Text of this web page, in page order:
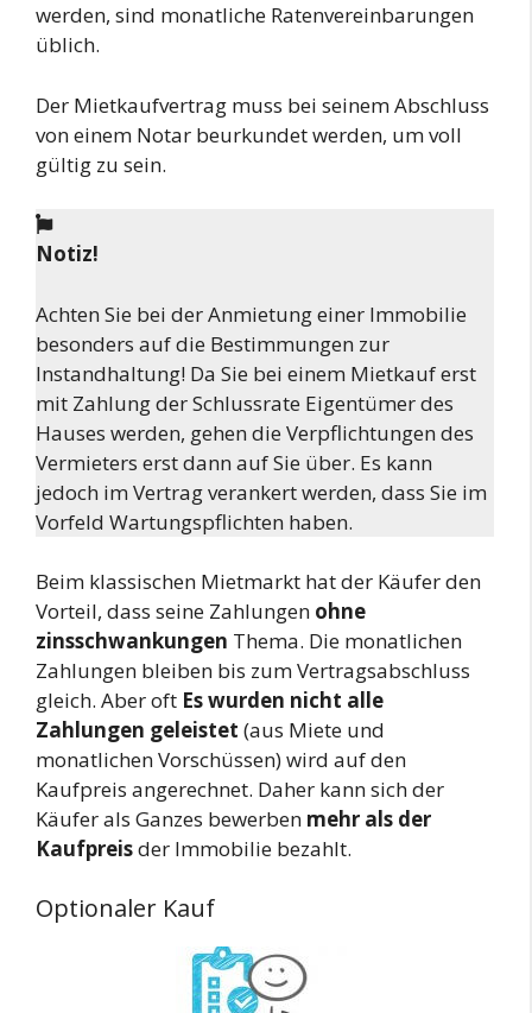
werden, sind monatliche Ratenvereinbarungen
üblich.
Der Mietkaufvertrag muss bei seinem Abschluss
von einem Notar beurkundet werden, um voll
gültig zu sein.
Notiz!
Achten Sie bei der Anmietung einer Immobilie
besonders auf die Bestimmungen zur
Instandhaltung! Da Sie bei einem Mietkauf erst
mit Zahlung der Schlussrate Eigentümer des
Hauses werden, gehen die Verpflichtungen des
Vermieters erst dann auf Sie über. Es kann
jedoch im Vertrag verankert werden, dass Sie im
Vorfeld Wartungspflichten haben.
Beim klassischen Mietmarkt hat der Käufer den
Vorteil, dass seine Zahlungen ohne
zinsschwankungen Thema. Die monatlichen
Zahlungen bleiben bis zum Vertragsabschluss
gleich. Aber oft Es wurden nicht alle
Zahlungen geleistet (aus Miete und
monatlichen Vorschüssen) wird auf den
Kaufpreis angerechnet. Daher kann sich der
Käufer als Ganzes bewerben mehr als der
Kaufpreisder Immobilie bezahlt.
Optionaler Kauf